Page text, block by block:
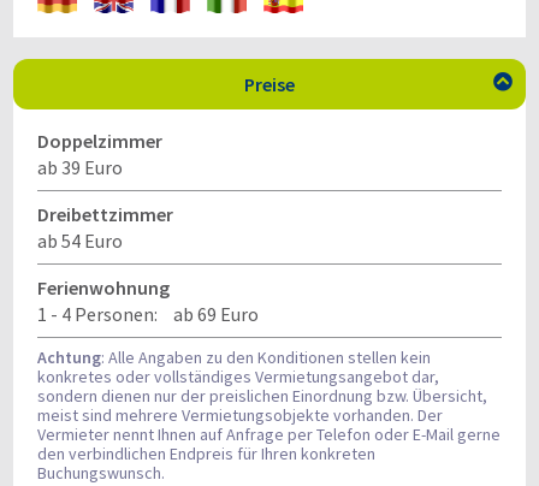
Preise 
Doppelzimmer
ab 39 Euro
Dreibettzimmer
ab 54 Euro
Ferienwohnung
1 - 4 Personen:
ab 69 Euro
Achtung: Alle Angaben zu den Konditionen stellen kein
konkretes oder vollständiges Vermietungsangebot dar,
sondern dienen nur der preislichen Einordnung bzw. Übersicht,
meist sind mehrere Vermietungsobjekte vorhanden. Der
Vermieter nennt Ihnen auf Anfrage per Telefon oder E-Mail gerne
den verbindlichen Endpreis für Ihren konkreten
Buchungswunsch.